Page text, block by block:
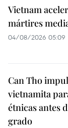
Vietnam
mártires
04/08/2026 05:09
Can Tho
vietnamita
étnicas antes
grado